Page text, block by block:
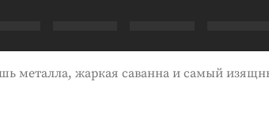
металла, жаркая саванна и самый